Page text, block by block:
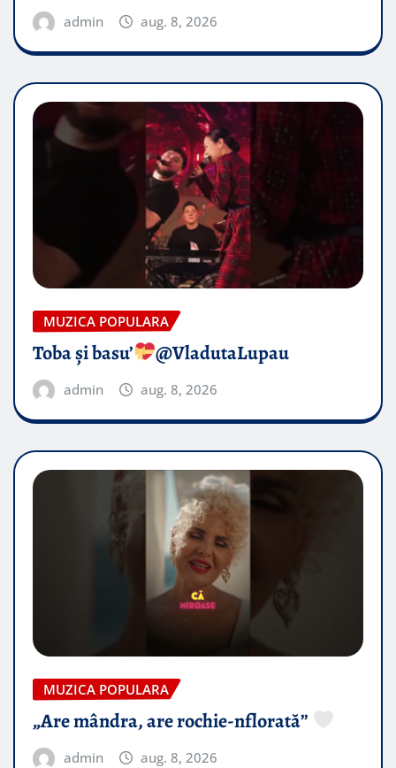
admin aug. 8, 2026
MUZICA POPULARA
Toba și basu’ @VladutaLupau
admin aug. 8, 2026
MUZICA POPULARA
„Are mândra, are rochie-nflorată”
admin aug. 8, 2026